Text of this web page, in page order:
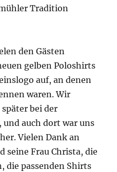
Tradition
den Gästen
gelben Poloshirts
auf, an denen
waren. Wir
bei der
und auch dort war uns
Vielen Dank an
seine Frau Christa, die
die passenden Shirts